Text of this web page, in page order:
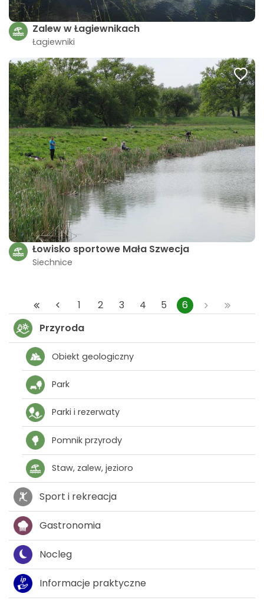
Zalew w Łagiewnikach
Łagiewniki
Łowisko sportowe Mała Szwecja
Siechnice
1 2 3 4 5
6
Przyroda
Obiekt geologiczny
Park
Parki i rezerwaty
Pomnik przyrody
Staw, zalew, jezioro
Sport i rekreacja
Gastronomia
Nocleg
Informacje praktyczne